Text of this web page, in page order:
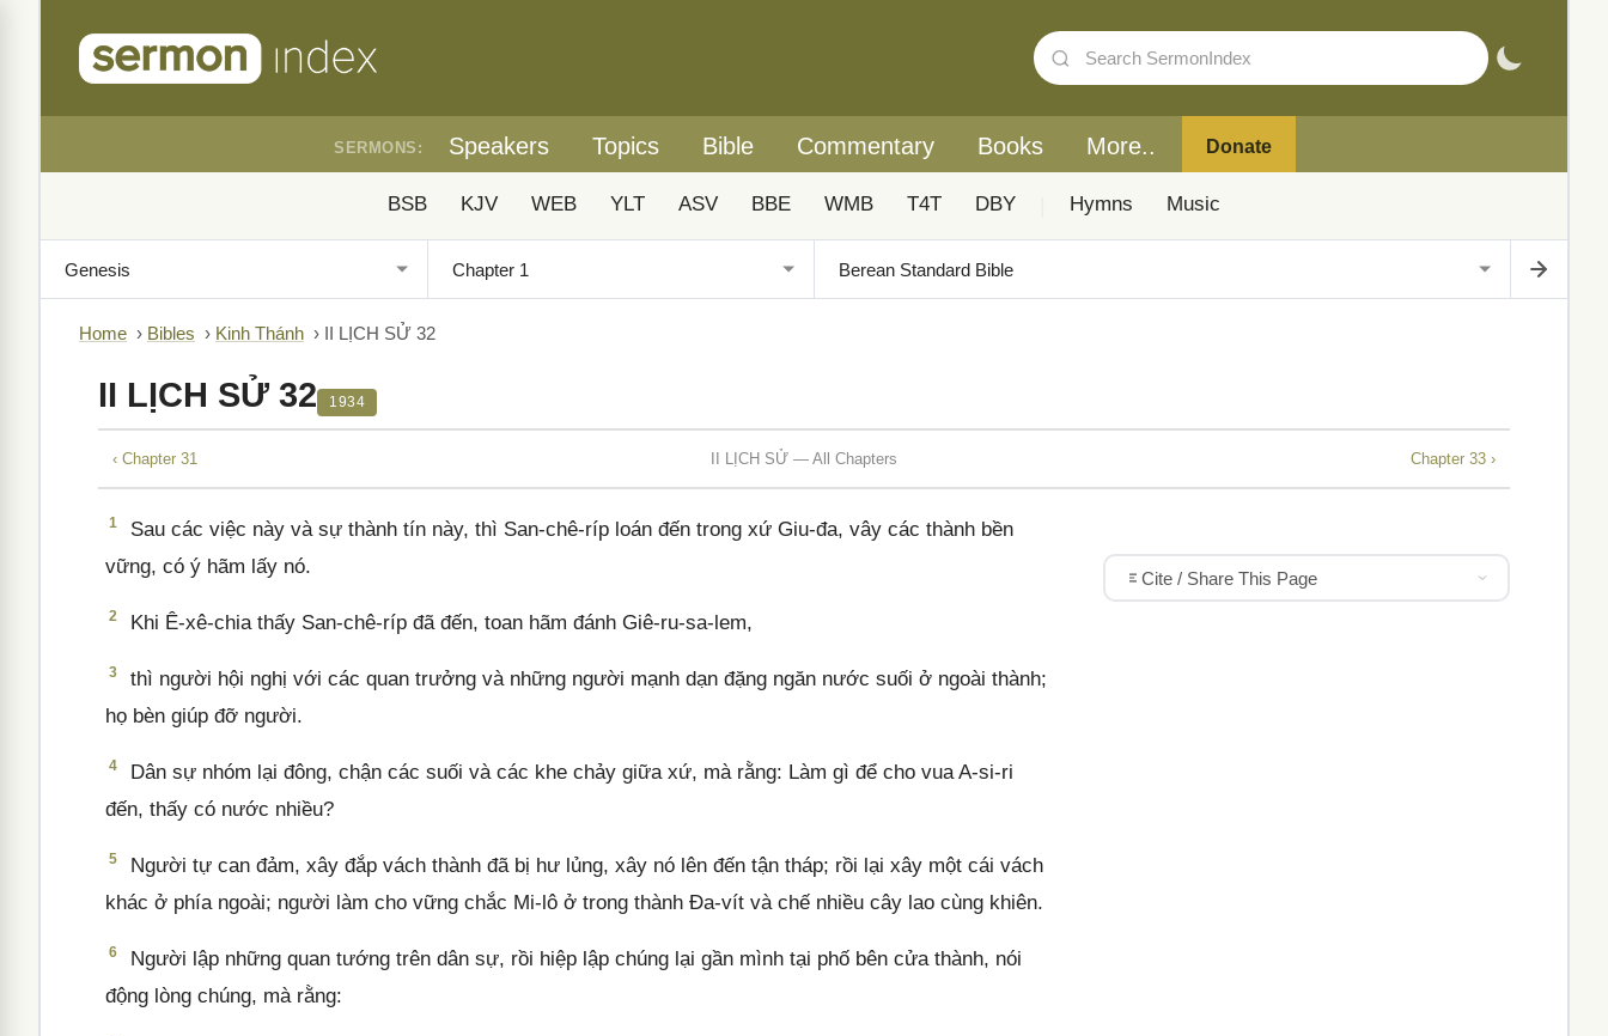
SERMONS: Speakers Topics Bible Commentary Books More.. Donate
BSB KJV WEB YLT ASV BBE WMB T4T DBY Hymns Music
Home › Bibles › Kinh Thánh › II LỊCH SỬ 32
II LỊCH SỬ 32 1934
‹ Chapter 31 II LỊCH SỬ — All Chapters Chapter 33 ›
1
Sau các việc này và sự thành tín này, thì San-chê-ríp loán đến trong xứ Giu-đa, vây các thành bền
vững, có ý hãm lấy nó.
2 Khi Ê-xê-chia thấy San-chê-ríp đã đến, toan hãm đánh Giê-ru-sa-lem,
3
thì người hội nghị với các quan trưởng và những người mạnh dạn đặng ngăn nước suối ở ngoài thành;
họ bèn giúp đỡ người.
4
Dân sự nhóm lại đông, chận các suối và các khe chảy giữa xứ, mà rằng: Làm gì để cho vua A-si-ri
đến, thấy có nước nhiều?
5
Người tự can đảm, xây đắp vách thành đã bị hư lủng, xây nó lên đến tận tháp; rồi lại xây một cái vách
khác ở phía ngoài; người làm cho vững chắc Mi-lô ở trong thành Đa-vít và chế nhiều cây lao cùng khiên.
6
Người lập những quan tướng trên dân sự, rồi hiệp lập chúng lại gần mình tại phố bên cửa thành, nói
động lòng chúng, mà rằng:
Cite / Share This Page